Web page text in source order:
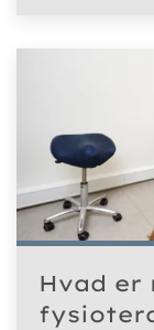
Hvad er